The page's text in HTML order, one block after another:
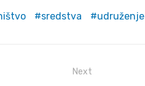
sredstva udruženje
Next